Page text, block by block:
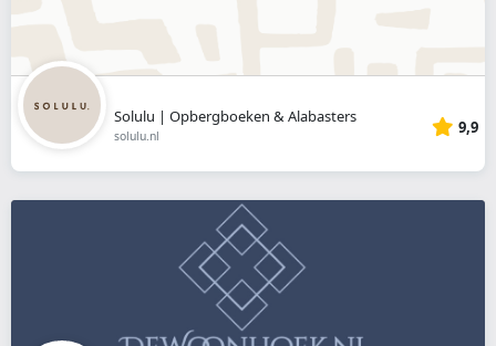
Solulu | Opbergboeken & Alabasters
solulu.nl 9,9